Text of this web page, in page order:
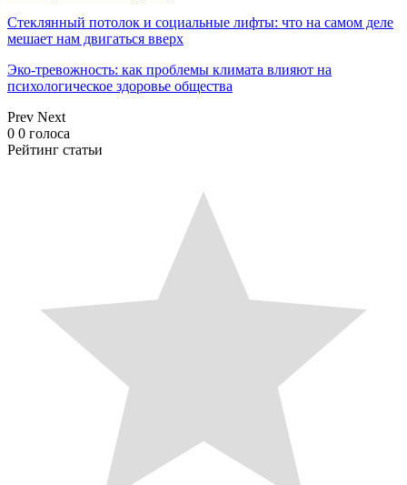
Стеклянный потолок и социальные лифты: что на самом деле
мешает нам двигаться вверх
Эко-тревожность: как проблемы климата влияют на
психологическое здоровье общества
Prev Next
0 0 голоса
Рейтинг статьи